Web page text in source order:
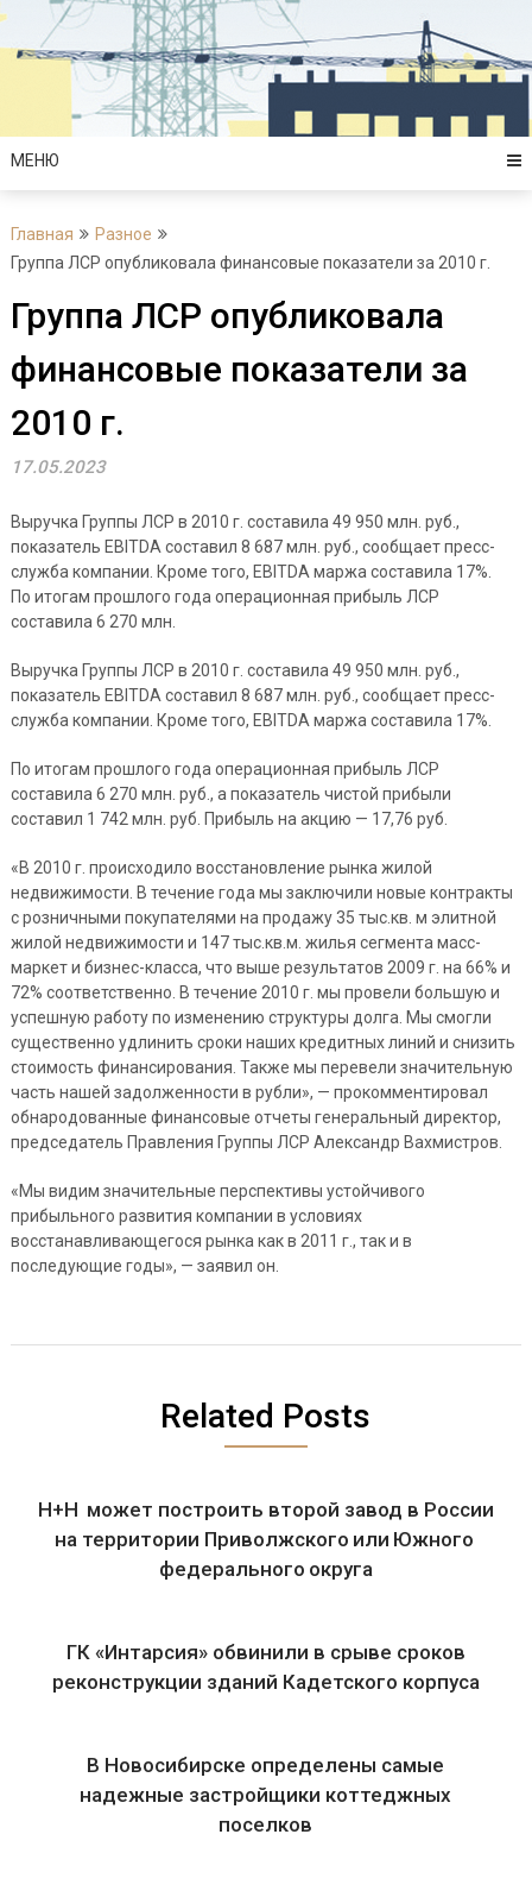
Перейти
содержимому
МЕНЮ
Главная
Разное
Группа ЛСР опубликовала финансовые показатели за 2010 г.
Группа ЛСР опубликовала
финансовые показатели за
2010 г.
17.05.2023
Выручка Группы ЛСР в 2010 г. составила 49 950 млн. руб.,
показатель EBITDA составил 8 687 млн. руб., сообщает пресс-
служба компании. Кроме того, EBITDA маржа составила 17%.
По итогам прошлого года операционная прибыль ЛСР
составила 6 270 млн.
Выручка Группы ЛСР в 2010 г. составила 49 950 млн. руб.,
показатель EBITDA составил 8 687 млн. руб., сообщает пресс-
служба компании. Кроме того, EBITDA маржа составила 17%.
По итогам прошлого года операционная прибыль ЛСР
составила 6 270 млн. руб., а показатель чистой прибыли
составил 1 742 млн. руб. Прибыль на акцию — 17,76 руб.
«В 2010 г. происходило восстановление рынка жилой
недвижимости. В течение года мы заключили новые контракты
с розничными покупателями на продажу 35 тыс.кв. м элитной
жилой недвижимости и 147 тыс.кв.м. жилья сегмента масс-
маркет и бизнес-класса, что выше результатов 2009 г. на 66% и
72% соответственно. В течение 2010 г. мы провели большую и
успешную работу по изменению структуры долга. Мы смогли
существенно удлинить сроки наших кредитных линий и снизить
стоимость финансирования. Также мы перевели значительную
часть нашей задолженности в рубли», — прокомментировал
обнародованные финансовые отчеты генеральный директор,
председатель Правления Группы ЛСР Александр Вахмистров.
«Мы видим значительные перспективы устойчивого
прибыльного развития компании в условиях
восстанавливающегося рынка как в 2011 г., так и в
последующие годы», — заявил он.
Related Posts
H+H может построить второй завод в России
на территории Приволжского или Южного
федерального округа
ГК «Интарсия» обвинили в срыве сроков
реконструкции зданий Кадетского корпуса
В Новосибирске определены самые
надежные застройщики коттеджных
поселков